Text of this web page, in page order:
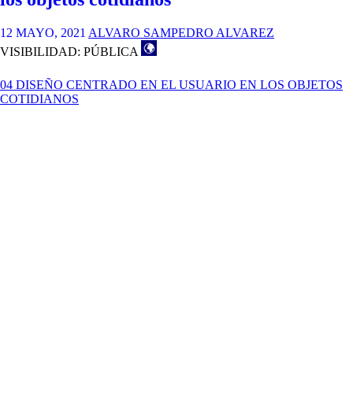
12 MAYO, 2021 ALVARO SAMPEDRO ALVAREZ
VISIBILIDAD: PÚBLICA
04 DISEÑO CENTRADO EN EL USUARIO EN LOS OBJETOS
COTIDIANOS